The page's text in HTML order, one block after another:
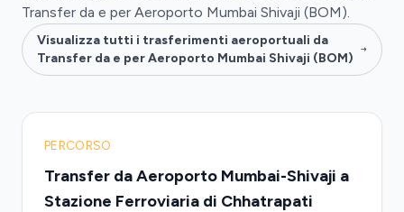
Transfer da e per Aeroporto Mumbai Shivaji (BOM).
Visualizza tutti i trasferimenti aeroportuali da
Transfer da e per Aeroporto Mumbai Shivaji (BOM)
PERCORSO
Transfer da Aeroporto Mumbai-Shivaji a
Stazione Ferroviaria di Chhatrapati